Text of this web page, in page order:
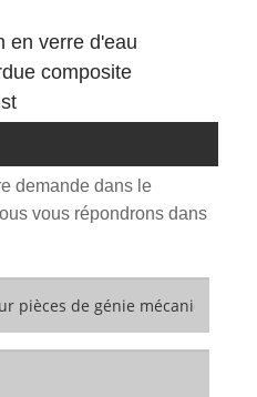
en verre d'eau
composite
demande dans le
vous répondrons dans